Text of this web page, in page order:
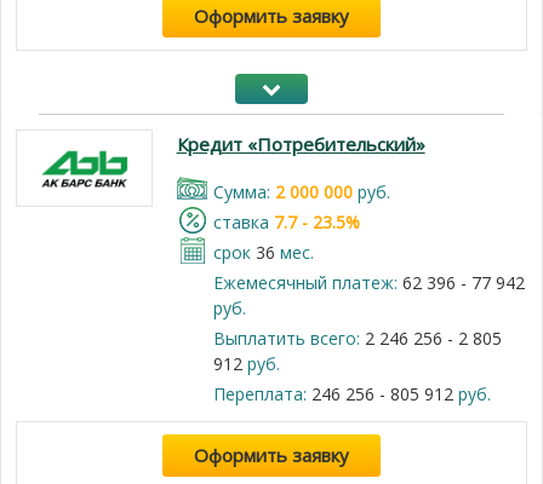
Оформить заявку
Кредит «Потребительский»
Cумма: 2 000 000руб.
cтавка 7.7 - 23.5%
срок 36 мес.
Ежемесячный платеж: 62 396 - 77 942
руб.
Выплатить всего: 2 246 256 - 2 805
912руб.
Переплата: 246 256 - 805 912руб.
Оформить заявку